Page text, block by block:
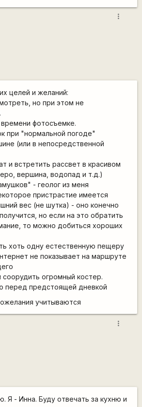
more_vert
целей и желаний:
но при этом не
фотосъемке.
при "нормальной погоде"
(или в непосредственной
и встретить рассвет в красивом
вершина, водопад и т.д.)
- геолог из меня
пристрастие имеется
вес (не шутка) - оно конечно
но если на это обратить
то можно добиться хороших
хоть одну естественную пещеру
не показывает на маршруте
огромный костер.
перед предстоящей дневкой
учитываются
more_vert
Я - Инна. Буду отвечать за кухню и